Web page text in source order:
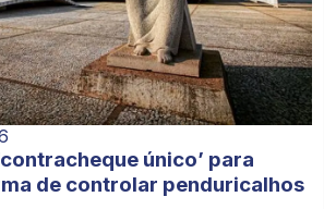
único’ para
de controlar penduricalhos